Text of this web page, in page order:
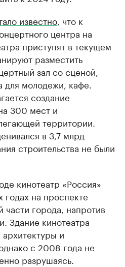
известно, что к
центра на
приступят в текущем
разместить
зал со сценой,
для молодежи, кафе.
создание
300 мест и
территории.
в 3,7 млрд
строительства не были
кинотеатр «Россия»
годах на проспекте
города, напротив
Здание кинотеатра
и
с 2008 года не
разрушаясь.